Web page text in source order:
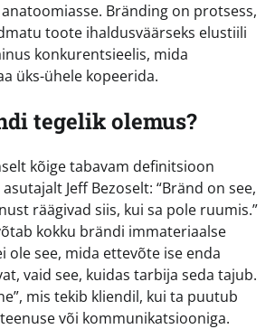
Bränding on protsess,
toote ihaldusväärseks elustiili
konkurentsieelis, mida
üks-ühele kopeerida.
tegelik olemus?
kõige tabavam definitsioon
Jeff Bezoselt: “Bränd on see,
räägivad siis, kui sa pole ruumis.”
kokku brändi immateriaalse
ole see, mida ettevõte ise enda
vaid see, kuidas tarbija seda tajub.
mis tekib kliendil, kui ta puutub
või kommunikatsiooniga.